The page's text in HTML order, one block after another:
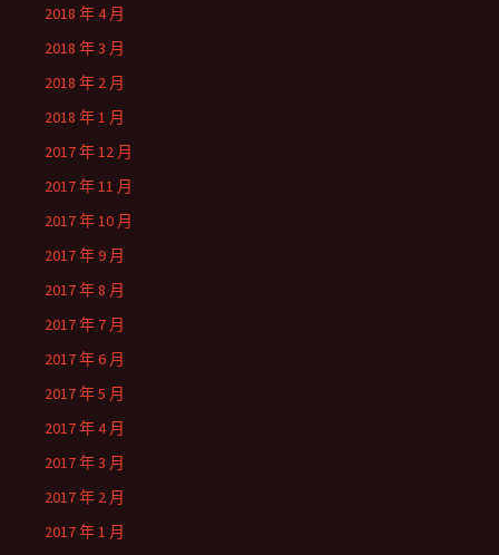
2018 年 4 月
2018 年 3 月
2018 年 2 月
2018 年 1 月
2017 年 12 月
2017 年 11 月
2017 年 10 月
2017 年 9 月
2017 年 8 月
2017 年 7 月
2017 年 6 月
2017 年 5 月
2017 年 4 月
2017 年 3 月
2017 年 2 月
2017 年 1 月